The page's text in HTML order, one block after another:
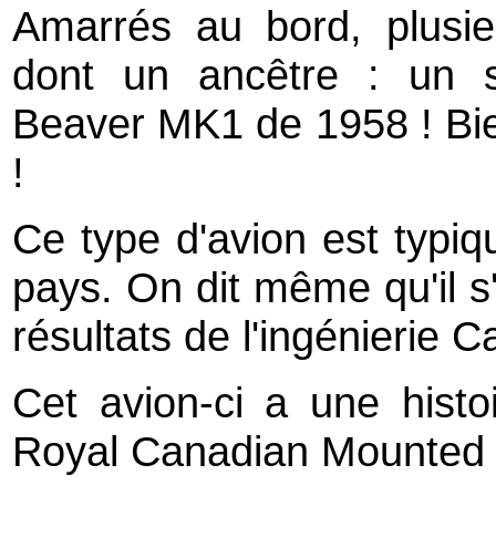
Amarrés au bord,
dont un ancêtre : un
Beaver MK1 de 1958 !
!
Ce type d'avion est
pays. On dit même qu'il
résultats de l'ingénierie
Cet avion-ci a une
Royal Canadian